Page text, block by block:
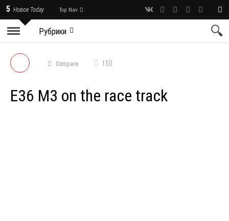
5 Новое Today Top Nav
Рубрики
Compare 150
E36 M3 on the race track